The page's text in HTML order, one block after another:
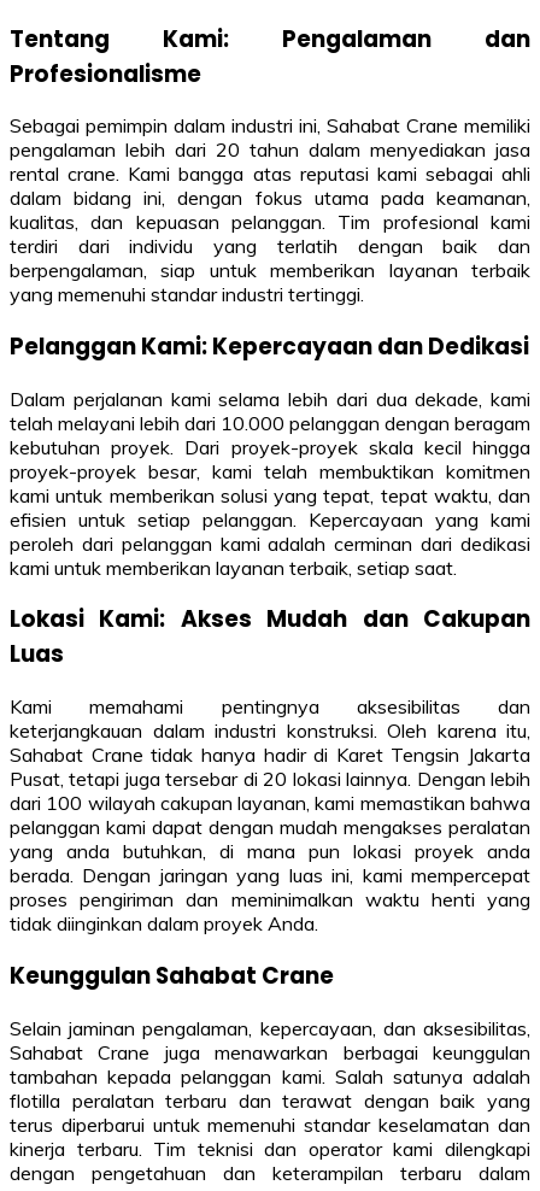
Tentang Kami: Pengalaman dan
Profesionalisme
Sebagai pemimpin dalam industri ini, Sahabat Crane memiliki
pengalaman lebih dari 20 tahun dalam menyediakan jasa
rental crane. Kami bangga atas reputasi kami sebagai ahli
dalam bidang ini, dengan fokus utama pada keamanan,
kualitas, dan kepuasan pelanggan. Tim profesional kami
terdiri dari individu yang terlatih dengan baik dan
berpengalaman, siap untuk memberikan layanan terbaik
yang memenuhi standar industri tertinggi.
Pelanggan Kami: Kepercayaan dan Dedikasi
Dalam perjalanan kami selama lebih dari dua dekade, kami
telah melayani lebih dari 10.000 pelanggan dengan beragam
kebutuhan proyek. Dari proyek-proyek skala kecil hingga
proyek-proyek besar, kami telah membuktikan komitmen
kami untuk memberikan solusi yang tepat, tepat waktu, dan
efisien untuk setiap pelanggan. Kepercayaan yang kami
peroleh dari pelanggan kami adalah cerminan dari dedikasi
kami untuk memberikan layanan terbaik, setiap saat.
Lokasi Kami: Akses Mudah dan Cakupan
Luas
Kami memahami pentingnya aksesibilitas dan
keterjangkauan dalam industri konstruksi. Oleh karena itu,
Sahabat Crane tidak hanya hadir di Karet Tengsin Jakarta
Pusat, tetapi juga tersebar di 20 lokasi lainnya. Dengan lebih
dari 100 wilayah cakupan layanan, kami memastikan bahwa
pelanggan kami dapat dengan mudah mengakses peralatan
yang anda butuhkan, di mana pun lokasi proyek anda
berada. Dengan jaringan yang luas ini, kami mempercepat
proses pengiriman dan meminimalkan waktu henti yang
tidak diinginkan dalam proyek Anda.
Keunggulan Sahabat Crane
Selain jaminan pengalaman, kepercayaan, dan aksesibilitas,
Sahabat Crane juga menawarkan berbagai keunggulan
tambahan kepada pelanggan kami. Salah satunya adalah
flotilla peralatan terbaru dan terawat dengan baik yang
terus diperbarui untuk memenuhi standar keselamatan dan
kinerja terbaru. Tim teknisi dan operator kami dilengkapi
dengan pengetahuan dan keterampilan terbaru dalam